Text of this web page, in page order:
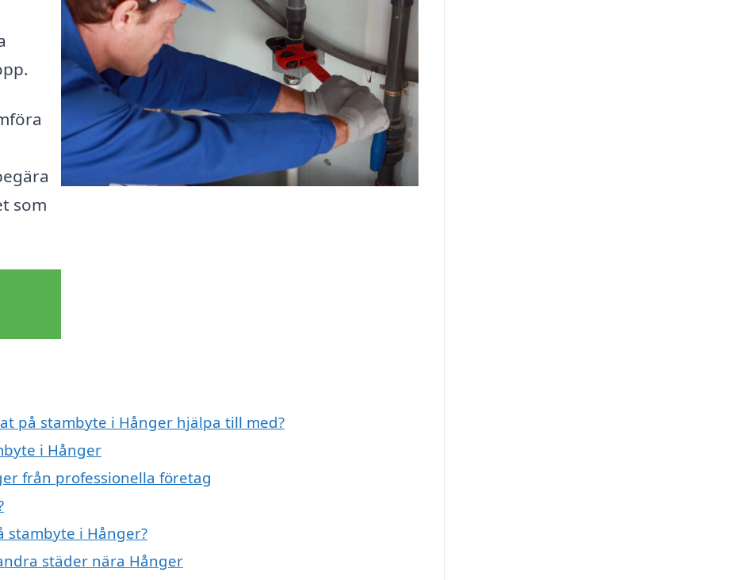
som
på stambyte i Hånger hjälpa till med?
i Hånger
från professionella företag
stambyte i Hånger?
städer nära Hånger